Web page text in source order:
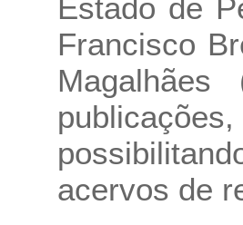
Estado de
Francisco
Magalhães
acervos de